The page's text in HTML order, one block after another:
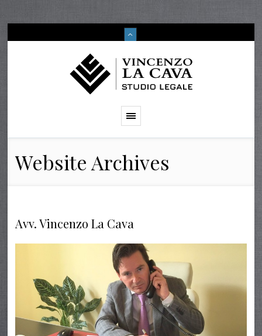
Website Archives
Avv. Vincenzo La Cava